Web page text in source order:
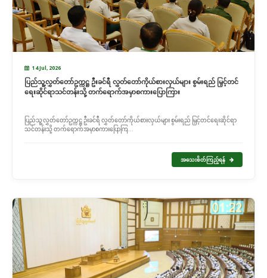
14 Jul, 2026
ပြည်သူ့လွှတ်တော်ဥက္ကဋ္ဌ ဦးခင်ရီ လွှတ်တော်ကိုယ်စားလှယ်များ စွမ်းရည် မြှင့်တင်
ရေးဆိုင်ရာသင်တန်းသို့ တက်ရောက်အမှာစကားပြောကြား
ပြည်သူ့လွှတ်တော်ဥက္ကဋ္ဌ ဦးခင်ရီ လွှတ်တော်ကိုယ်စားလှယ်များ စွမ်းရည် မြှင့်တင်ရေးဆိုင်ရာ
သင်တန်းသို့ တက်ရောက်အမှာစကားပြောကြ...
အသေးစိတ်ကြည့်ရန်